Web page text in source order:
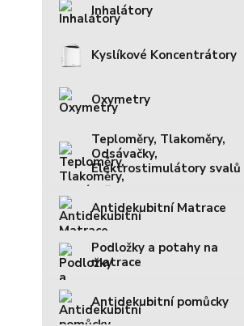
Inhalátory
Kyslíkové Koncentrátory
Oxymetry
Teploměry, Tlakoměry,
Odsávačky,
Elektrostimulátory svalů
Antidekubitní Matrace
Podložky a potahy na
matrace
Antidekubitní pomůcky